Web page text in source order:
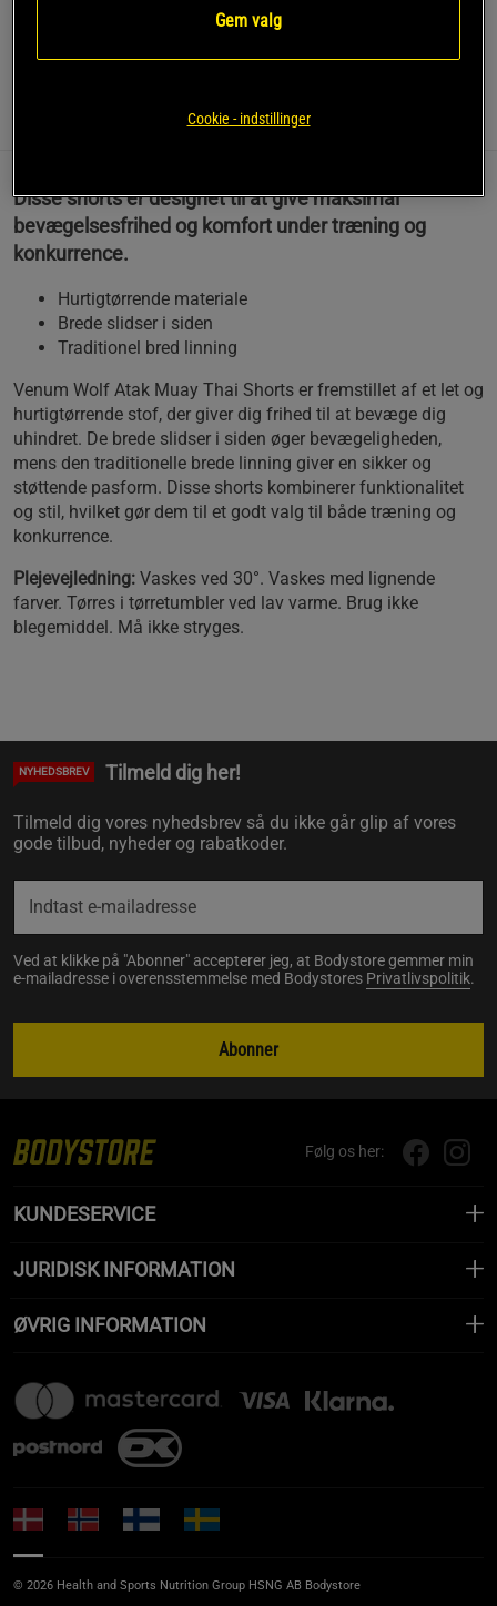
Anmeldelser
Disse shorts er designet til at give maksimal
bevægelsesfrihed og komfort under træning og
konkurrence.
Hurtigtørrende materiale
Brede slidser i siden
Traditionel bred linning
Venum Wolf Atak Muay Thai Shorts er fremstillet af et let og
hurtigtørrende stof, der giver dig frihed til at bevæge dig
uhindret. De brede slidser i siden øger bevægeligheden,
mens den traditionelle brede linning giver en sikker og
støttende pasform. Disse shorts kombinerer funktionalitet
og stil, hvilket gør dem til et godt valg til både træning og
konkurrence.
Plejevejledning: Vaskes ved 30°. Vaskes med lignende
farver. Tørres i tørretumbler ved lav varme. Brug ikke
blegemiddel. Må ikke stryges.
NYHEDSBREV Tilmeld dig her!
Tilmeld dig vores nyhedsbrev så du ikke går glip af vores
gode tilbud, nyheder og rabatkoder.
Ved at klikke på "Abonner" accepterer jeg, at Bodystore gemmer min
e-mailadresse i overensstemmelse med Bodystores Privatlivspolitik.
Abonner
Følg os her:
KUNDESERVICE
JURIDISK INFORMATION
ØVRIG INFORMATION
© 2026 Health and Sports Nutrition Group HSNG AB Bodystore
Gem valg
Cookie - indstillinger